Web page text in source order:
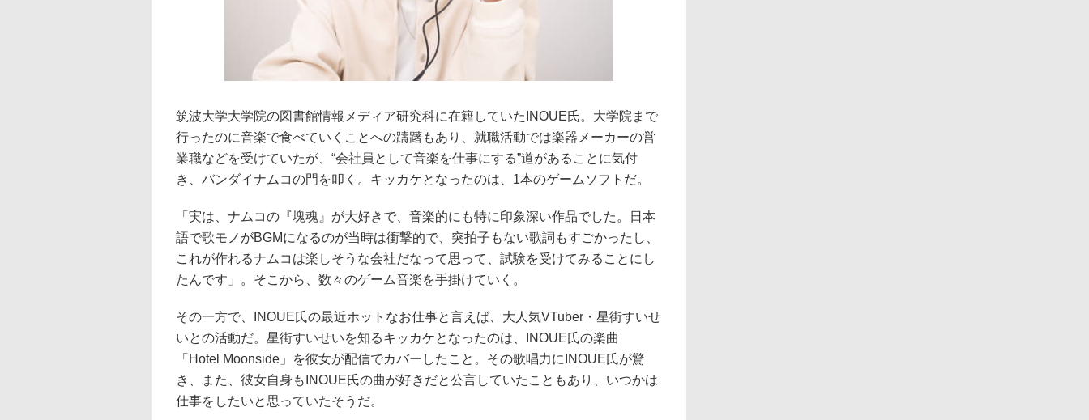
筑波大学大学院の図書館情報メディア研究科に在籍していたINOUE氏。大学院まで
行ったのに音楽で食べていくことへの躊躇もあり、就職活動では楽器メーカーの営
業職などを受けていたが、“会社員として音楽を仕事にする”道があることに気付
き、バンダイナムコの門を叩く。キッカケとなったのは、1本のゲームソフトだ。
「実は、ナムコの『塊魂』が大好きで、音楽的にも特に印象深い作品でした。日本
語で歌モノがBGMになるのが当時は衝撃的で、突拍子もない歌詞もすごかったし、
これが作れるナムコは楽しそうな会社だなって思って、試験を受けてみることにし
たんです」。そこから、数々のゲーム音楽を手掛けていく。
その一方で、INOUE氏の最近ホットなお仕事と言えば、大人気VTuber・星街すいせ
いとの活動だ。星街すいせいを知るキッカケとなったのは、INOUE氏の楽曲
「Hotel Moonside」を彼女が配信でカバーしたこと。その歌唱力にINOUE氏が驚
き、また、彼女自身もINOUE氏の曲が好きだと公言していたこともあり、いつかは
仕事をしたいと思っていたそうだ。